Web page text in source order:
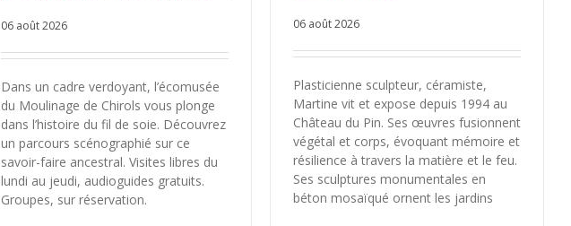
06 août 2026
Dans un cadre verdoyant, l’écomusée
du Moulinage de Chirols vous plonge
dans l’histoire du fil de soie. Découvrez
un parcours scénographié sur ce
savoir-faire ancestral. Visites libres du
lundi au jeudi, audioguides gratuits.
Groupes, sur réservation.
06 août 2026
Plasticienne sculpteur, céramiste,
Martine vit et expose depuis 1994 au
Château du Pin. Ses œuvres fusionnent
végétal et corps, évoquant mémoire et
résilience à travers la matière et le feu.
Ses sculptures monumentales en
béton mosaïqué ornent les jardins